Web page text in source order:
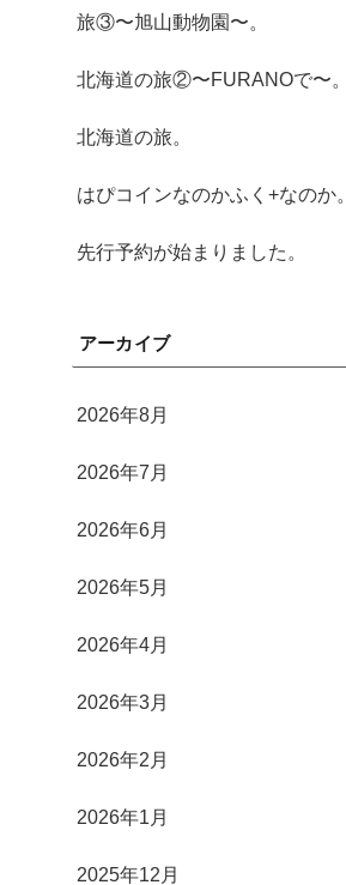
旅③〜旭山動物園〜。
北海道の旅②〜FURANOで〜。
北海道の旅。
はぴコインなのかふく+なのか。
先行予約が始まりました。
アーカイブ
2026年8月
2026年7月
2026年6月
2026年5月
2026年4月
2026年3月
2026年2月
2026年1月
2025年12月